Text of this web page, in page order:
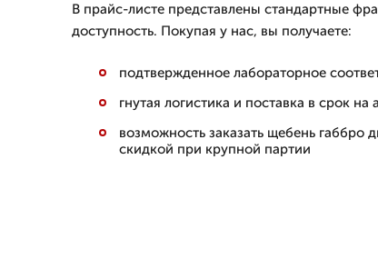
В прайс-листе представлены стандартные
доступность. Покупая у нас, вы получаете:
подтвержденное лабораторное
гнутая логистика и поставка в срок на
возможность заказать щебень габбро
скидкой при крупной партии